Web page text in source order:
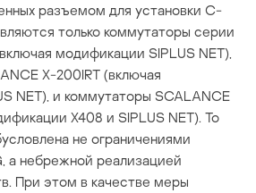
разъемом для установки C-
только коммутаторы серии
модификации SIPLUS NET),
X-200IRT (включая
NET), и коммутаторы SCALANCE
X408 и SIPLUS NET). То
не ограничениями
а небрежной реализацией
При этом в качестве меры